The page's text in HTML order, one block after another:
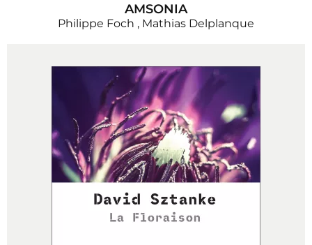
AMSONIA
Philippe Foch , Mathias Delplanque